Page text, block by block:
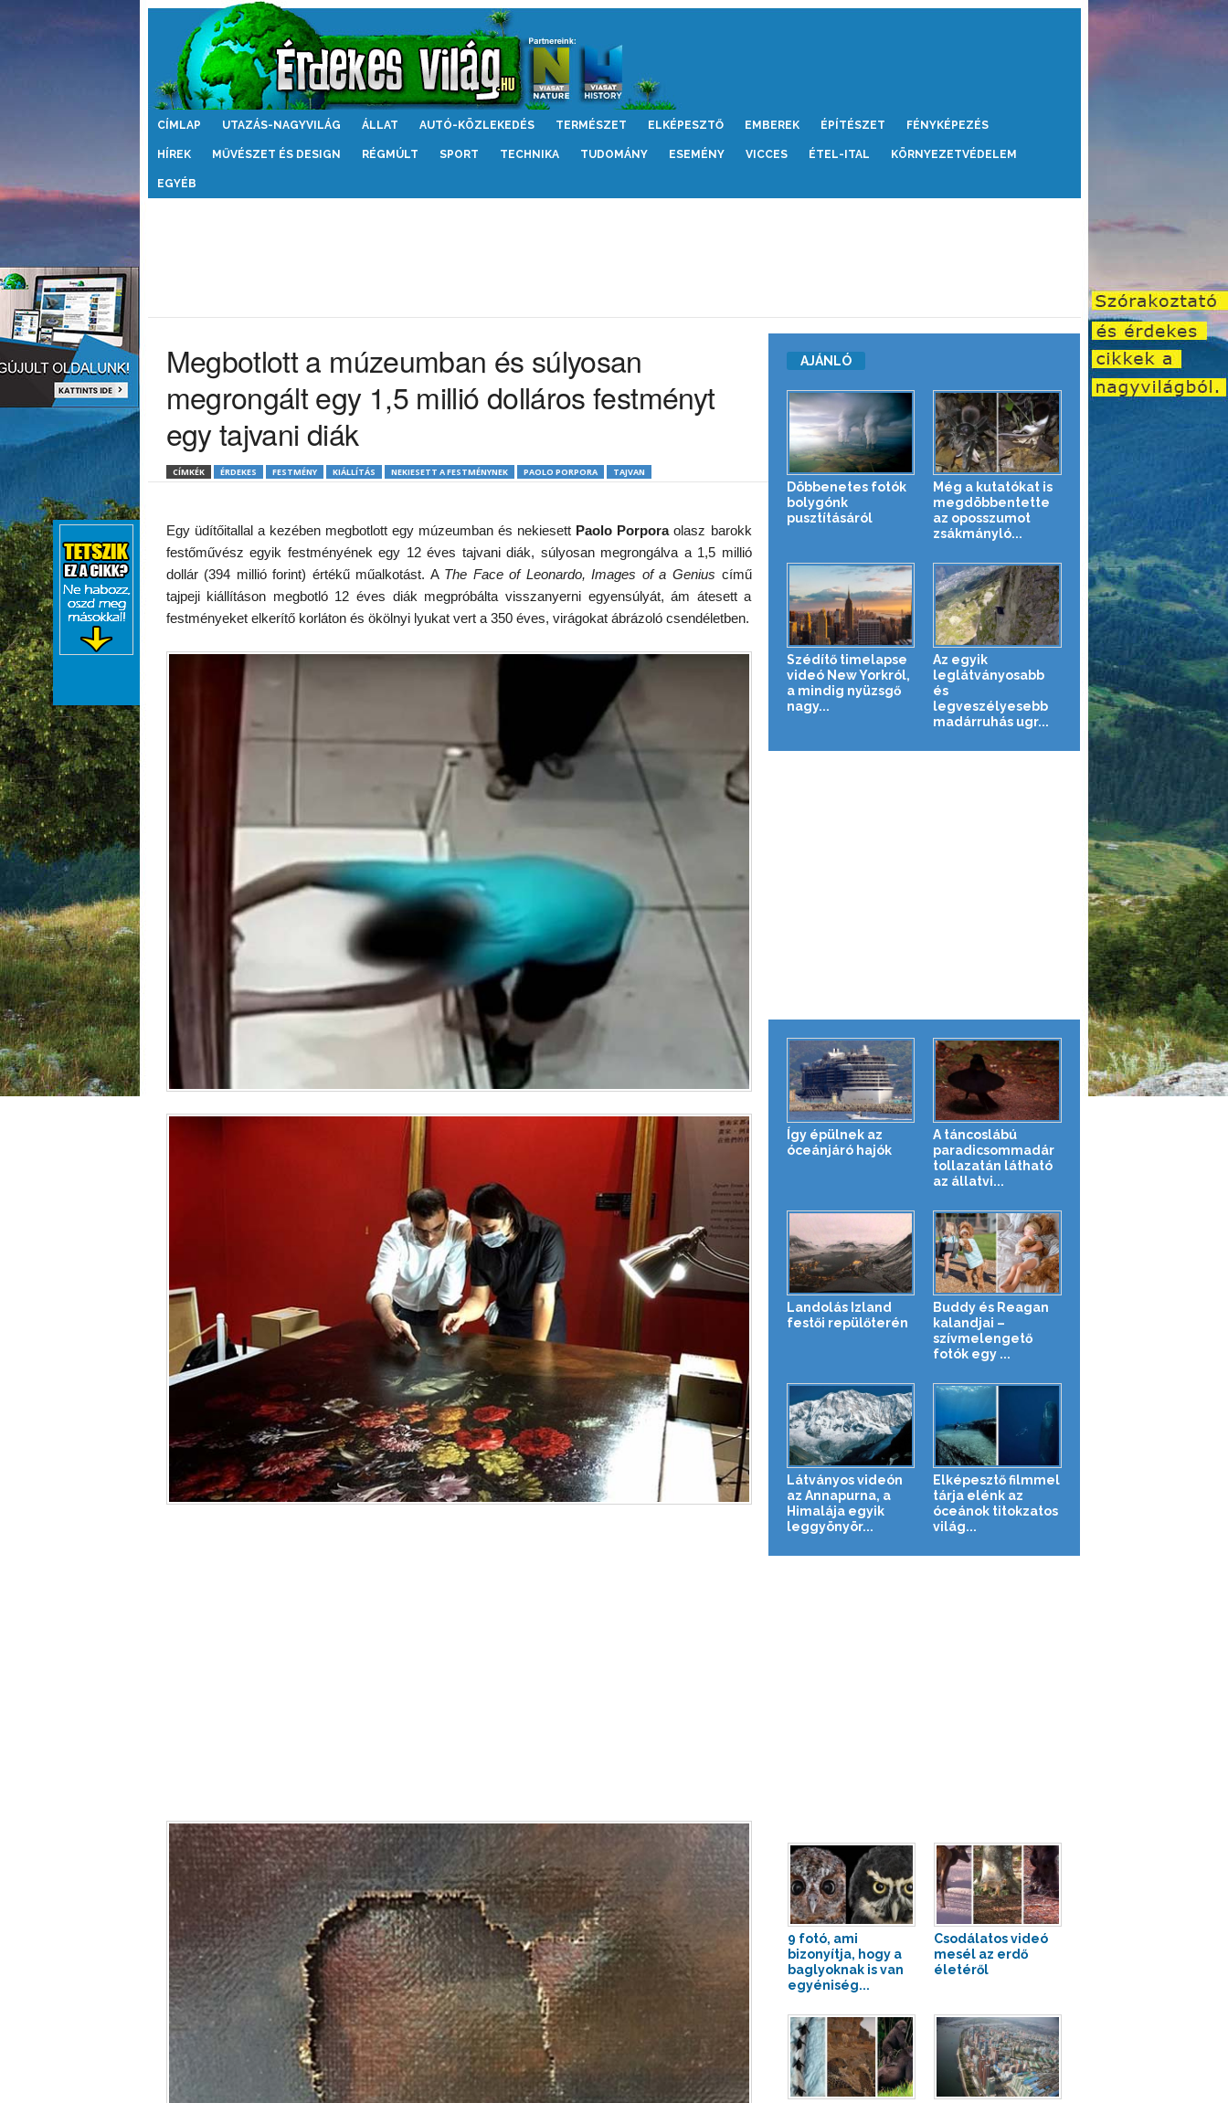
Érdekes
CÍMLAP UTAZÁS-NAGYVILÁG ÁLLAT AUTÓ-KÖZLEKEDÉS TERMÉSZET ELKÉPESZTŐ EMBEREK ÉPÍTÉSZET FÉNYKÉPEZÉS
HÍREK MŰVÉSZET ÉS DESIGN RÉGMÚLT SPORT TECHNIKA TUDOMÁNY ESEMÉNY VICCES ÉTEL-ITAL KÖRNYEZETVÉDELEM
EGYÉB
Megbotlott a múzeumban és súlyosan
megrongált egy 1,5 millió dolláros festményt
egy tajvani diák
CÍMKÉK ÉRDEKES FESTMÉNY KIÁLLÍTÁS NEKIESETT A FESTMÉNYNEK PAOLO PORPORA TAJVAN
Egy üdítőitallal a kezében megbotlott egy múzeumban és nekiesett Paolo Porporaolasz barokk
festőművész egyik festményének egy 12 éves tajvani diák, súlyosan megrongálva a 1,5 millió
dollár (394 millió forint) értékű műalkotást. A The Face of Leonardo, Images of a Genius című
tajpeji kiállításon megbotló 12 éves diák megpróbálta visszanyerni egyensúlyát, ám átesett a
festményeket elkerítő korláton és ökölnyi lyukat vert a 350 éves, virágokat ábrázoló csendéletben.
AJÁNLÓ
Döbbenetes fotók
bolygónk
pusztításáról
Még a kutatókat is
megdöbbentette
az oposszumot
zsákmányló...
Szédítő timelapse
videó New Yorkról,
a mindig nyüzsgő
nagy...
Az egyik
leglátványosabb
és
legveszélyesebb
madárruhás ugr...
Így épülnek az
óceánjáró hajók
A táncoslábú
paradicsommadár
tollazatán látható
az állatvi...
Landolás Izland
festői repülőterén
Buddy és Reagan
kalandjai –
szívmelengető
fotók egy ...
Látványos videón
az Annapurna, a
Himalája egyik
leggyönyör...
Elképesztő filmmel
tárja elénk az
óceánok titokzatos
világ...
9 fotó, ami
bizonyítja, hogy a
baglyoknak is van
egyéniség...
Csodálatos videó
mesél az erdő
életéről